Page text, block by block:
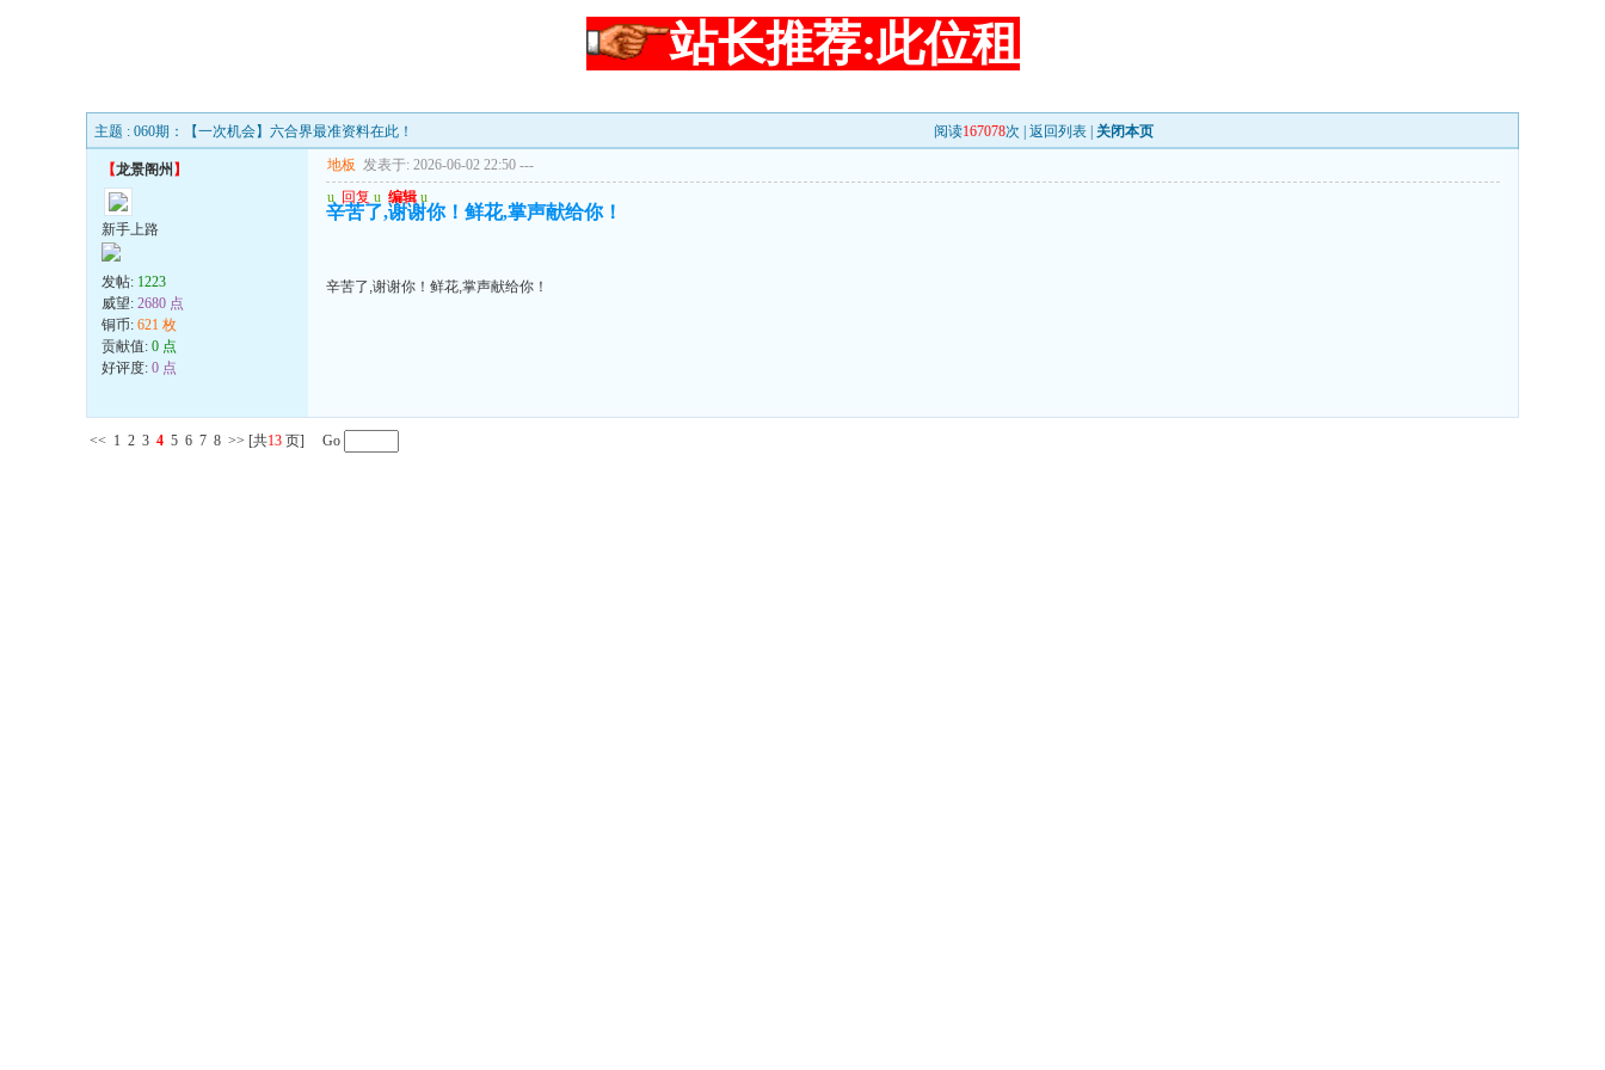
站长推荐:此位租
主题 : 060期：【一次机会】六合界最准资料在此！ 阅读167078次 | 返回列表 关闭本页
【龙景阁州 】
新手上路
发帖: 1223
威望: 2680 点
铜币: 621 枚
贡献值: 0 点
好评度: 0 点
地板 发表于: 2026-06-02 22:50 ---
u 回复 u 编辑 u
辛苦了,谢谢你！鲜花,掌声献给你！
辛苦了,谢谢你！鲜花,掌声献给你！
<< 1 2 3 4 5 6 7 8 >> [共13 页] Go